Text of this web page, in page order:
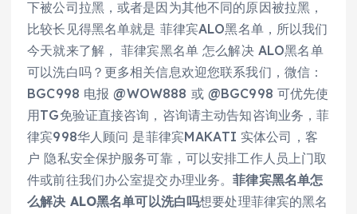
下被公司拉黑，或者是因为其他不同的原因被拉黑，
比较长见得黑名单就是 菲律宾ALO黑名单，所以我们
今天就来了解， 菲律宾黑名单 怎么解决 ALO黑名单
可以洗白吗？更多相关信息欢迎您联系我们，微信：
BGC998 电报 @WOW888 或 @BGC998 可优先使
用TG免验证直接咨询，咨询请主动告知咨询业务，菲
律宾998华人顾问 是菲律宾MAKATI 实体公司，客
户 隐私安全保护服务可靠，可以安排工作人员上门取
件或前往我们办公室提交办理业务。菲律宾黑名单怎
么解决 ALO黑名单可以洗白吗想要处理菲律宾的黑名